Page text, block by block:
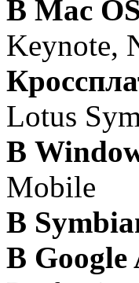
В Mac
Keynote,
Lotus
В
Mobile
В
В